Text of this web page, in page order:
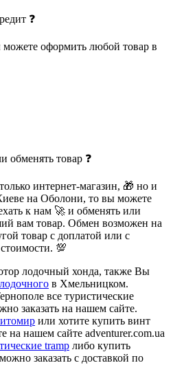
❓
оформить любой товар в
товар ❓
интернет-магазин, 🎁 но и
на Оболони, то вы можете
к нам 🚀 и обменять или
вам товар. Обмен возможен на
товар с доплатой или с
💯
лодочный хонда, также Вы
в Хмельницком.
все туристические
заказать на нашем сайте.
или хотите купить винт
на нашем сайте adventurer.com.ua
tramp либо купить
заказать с доставкой по